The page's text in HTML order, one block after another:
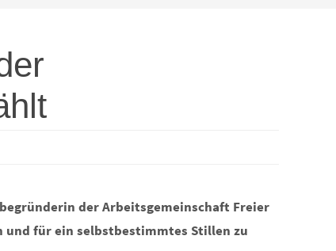
der Arbeitsgemeinschaft Freier
und für ein selbstbestimmtes Stillen zu